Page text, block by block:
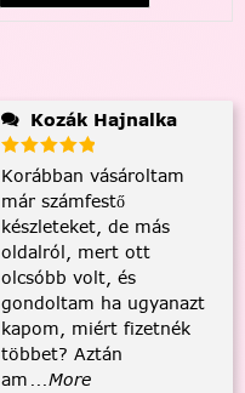
Kozák Hajnalka
Korábban vásároltam
már számfestő
készleteket, de más
oldalról, mert ott
olcsóbb volt, és
gondoltam ha ugyanazt
kapom, miért fizetnék
többet? Aztán
am ...More